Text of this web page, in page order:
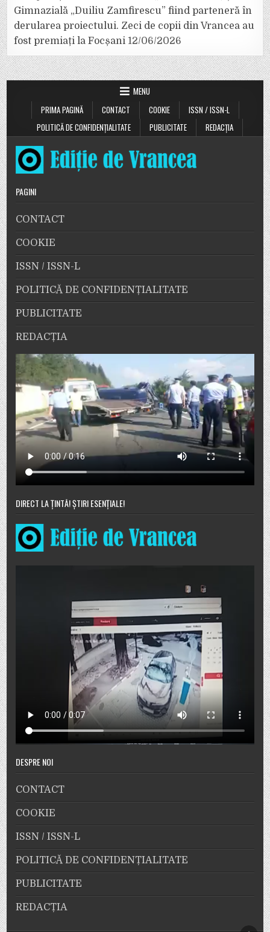
Gimnazială „Duiliu Zamfirescu” fiind parteneră în
derularea proiectului. Zeci de copii din Vrancea au
fost premiați la Focșani 12/06/2026
MENU
PRIMA PAGINĂ
CONTACT COOKIE
ISSN / ISSN-L
POLITICĂ DE CONFIDENȚIALITATE
PUBLICITATE REDACȚIA
PAGINI
CONTACT
COOKIE
ISSN / ISSN-L
POLITICĂ DE CONFIDENȚIALITATE
PUBLICITATE
REDACȚIA
DIRECT LA ȚINTĂ! ȘTIRI ESENȚIALE!
DESPRE NOI
CONTACT
COOKIE
ISSN / ISSN-L
POLITICĂ DE CONFIDENȚIALITATE
PUBLICITATE
REDACȚIA